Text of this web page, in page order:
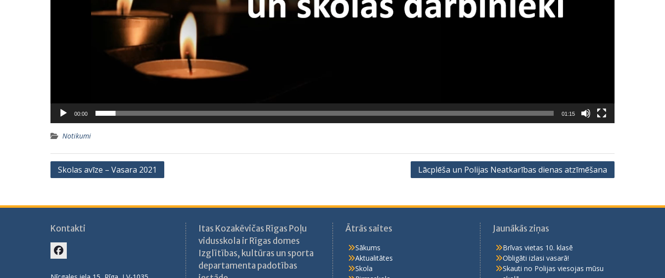
00:00 01:15
Notikumi
Ziņu
Skolas avīze – Vasara 2021 Lācplēša un Polijas Neatkarības dienas atzīmēšana
Kontakti
Itas Kozakēvičas Rīgas Poļu
vidusskola ir Rīgas domes
Izglītības, kultūras un sporta
departamenta padotības
Ātrās saites
Sākums
Aktualitātes
Skola
Jaunākās ziņas
Brīvas vietas 10. klasē
Obligāti izlasi vasarā!
Skauti no Polijas viesojas mūsu